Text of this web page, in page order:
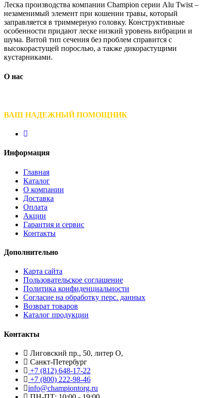
Леска производства компании Champion серии Alu Twist –
незаменимый элемент при кошении травы, который
заправляется в триммерную головку. Конструктивные
особенности придают леске низкий уровень вибрации и
шума. Витой тип сечения без проблем справится с
высокорастущей порослью, а также дикорастущими
кустарниками.
О нас
ВАШ НАДЕЖНЫЙ ПОМОЩНИК
Информация
Главная
Каталог
О компании
Доставка
Оплата
Акции
Гарантия и сервис
Контакты
Дополнительно
Карта сайта
Пользовательское соглашение
Политика конфиденциальности
Согласие на обработку перс. данных
Возврат товаров
Каталог продукции
Контакты
Лиговский пр., 50, литер О,
Санкт-Петербург
+7 (812) 648-17-22
+7 (800) 222-98-46
info@championtorg.ru